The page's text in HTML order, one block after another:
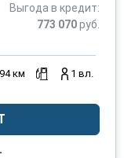
Выгода в кредит:
773 070руб.
км 1 вл.